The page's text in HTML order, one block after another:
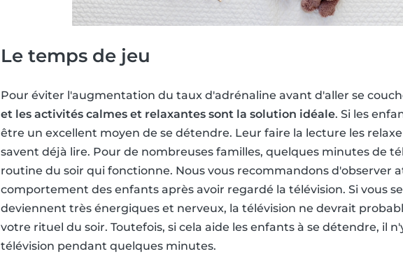
Le temps de jeu
Pour éviter l'augmentation du taux d'adrénaline avant d'aller se
et les activités calmes et relaxantes sont la solution idéale. Si les
être un excellent moyen de se détendre. Leur faire la lecture les
savent déjà lire. Pour de nombreuses familles, quelques minutes de
routine du soir qui fonctionne. Nous vous recommandons d'observer
comportement des enfants après avoir regardé la télévision. Si vous
deviennent très énergiques et nerveux, la télévision ne devrait
votre rituel du soir. Toutefois, si cela aide les enfants à se détendre, il
télévision pendant quelques minutes.